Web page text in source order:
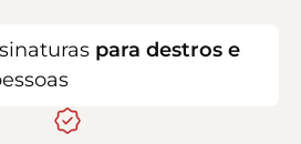
para destros e